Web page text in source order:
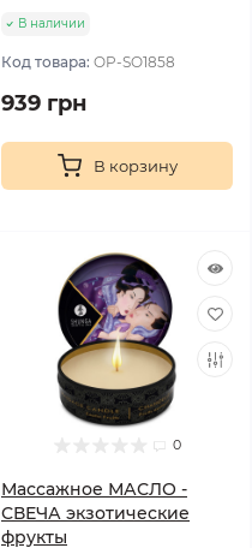
В наличии
Код товара: OP-SO1858
939 грн
В корзину
0
Массажное МАСЛО -
СВЕЧА экзотические
фрукты